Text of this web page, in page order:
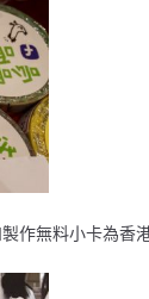
作無料小卡為香